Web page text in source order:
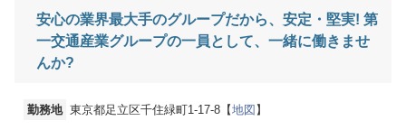
安心の業界最大手のグループだから、安定・堅実! 第
一交通産業グループの一員として、一緒に働きませ
んか?
勤務地 東京都足立区千住緑町1-17-8【地図】